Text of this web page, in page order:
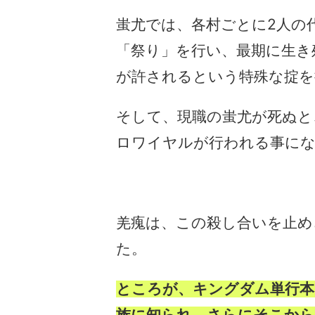
蚩尤では、各村ごとに2人の
「祭り」を行い、最期に生
が許されるという特殊な掟
そして、現職の蚩尤が死ぬ
ロワイヤルが行われる事に
羌瘣は、この殺し合いを止
た。
ところが、キングダム単行